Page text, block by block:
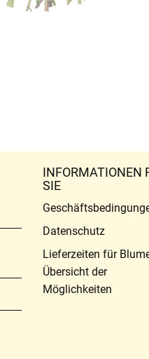
INFORMATIONEN
SIE
Datenschutz
Lieferzeiten für
Übersicht der
Möglichkeiten